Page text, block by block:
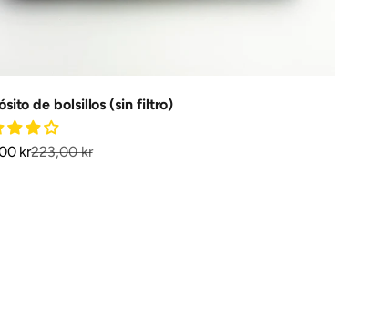
de bolsillos (sin filtro)
de oferta
krPrecio normal
223,00 kr